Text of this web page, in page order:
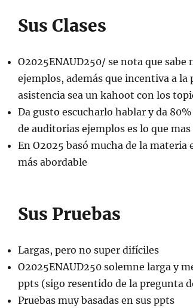
Sus Clases
O2025ENAUD250/ se nota que
ejemplos, además que incentiva a
asistencia sea un kahoot con los
Da gusto escucharlo hablar y da
de auditorias ejemplos es lo que
En O2025 basó mucha de la
más abordable
Sus Pruebas
Largas, pero no super difíciles
O2025ENAUD250 solemne larga y
ppts (sigo resentido de la pregunta
Pruebas muy basadas en sus ppts